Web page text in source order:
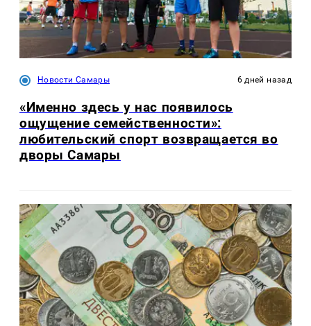
Новости Самары 6 дней назад
«Именно здесь у нас появилось
ощущение семейственности»:
любительский спорт возвращается во
дворы Самары